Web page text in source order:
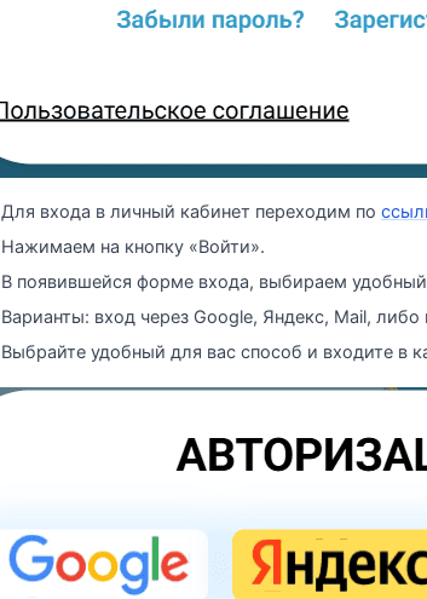
Для входа в личный кабинет переходим по
Нажимаем на кнопку «Войти».
В появившейся форме входа, выбираем
Варианты: вход через Google, Яндекс, Mail, либо
Выбрайте удобный для вас способ и входите в